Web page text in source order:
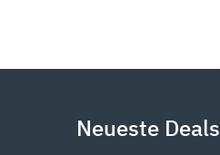
Neueste Deals